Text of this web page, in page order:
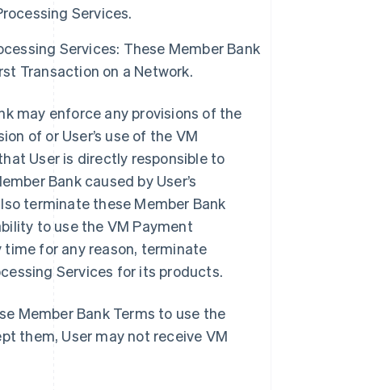
Services.
Services: These Member Bank
Transaction on a Network.
may enforce any provisions of the
of or User’s use of the VM
User is directly responsible to
Bank caused by User’s
terminate these Member Bank
to use the VM Payment
time for any reason, terminate
Services for its products.
Member Bank Terms to use the
them, User may not receive VM